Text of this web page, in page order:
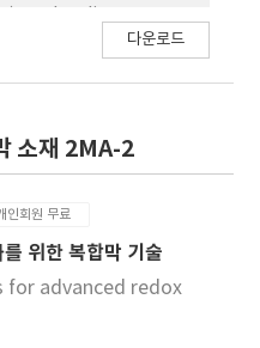
electric
SWE
of
layer and
transport sodium ions
passage of
다운로드
소재 2MA-2
인회원 무료
위한 복합막 기술
for advanced redox